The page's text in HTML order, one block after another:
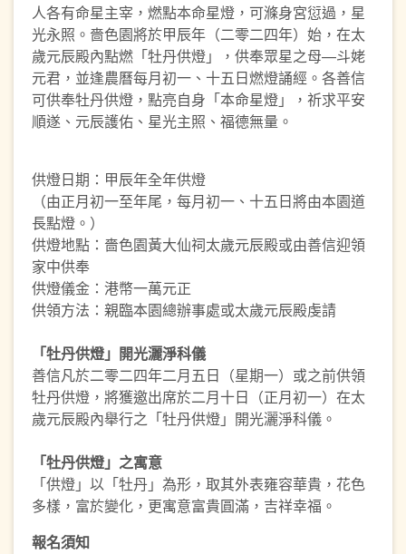
人各有命星主宰，燃點本命星燈，可滌身宮愆過，星
光永照。嗇色園將於甲辰年（二零二四年）始，在太
歲元辰殿內點燃「牡丹供燈」，供奉眾星之母—斗姥
元君，並逢農曆每月初一、十五日燃燈誦經。各善信
可供奉牡丹供燈，點亮自身「本命星燈」，祈求平安
順遂、元辰護佑、星光主照、福德無量。
供燈日期：甲辰年全年供燈
（由正月初一至年尾，每月初一、十五日將由本園道
長點燈。）
供燈地點：嗇色園黃大仙祠太歲元辰殿或由善信迎領
家中供奉
供燈儀金：港幣一萬元正
供領方法：親臨本園總辦事處或太歲元辰殿虔請
「牡丹供燈」開光灑淨科儀
善信凡於二零二四年二月五日（星期一）或之前供領
牡丹供燈，將獲邀出席於二月十日（正月初一）在太
歲元辰殿內舉行之「牡丹供燈」開光灑淨科儀。
「牡丹供燈」之寓意
「供燈」以「牡丹」為形，取其外表雍容華貴，花色
多樣，富於變化，更寓意富貴圓滿，吉祥幸福。
報名須知